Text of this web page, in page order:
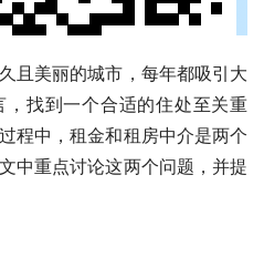
且美丽的城市，每年都吸引大
找到一个合适的住处至关重
程中，租金和租房中介是两个
中重点讨论这两个问题，并提